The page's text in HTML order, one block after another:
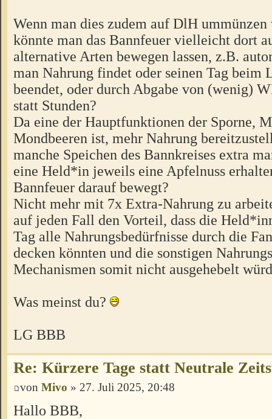
Wenn man dies zudem auf DlH
könnte man das Bannfeuer vielleicht dort
alternative Arten bewegen lassen, z.B.
man Nahrung findet oder seinen Tag beim
beendet, oder durch Abgabe von (wenig)
statt Stunden?
Da eine der Hauptfunktionen der Sporne,
Mondbeeren ist, mehr Nahrung
manche Speichen des Bannkreises extra
eine Held*in jeweils eine Apfelnuss
Bannfeuer darauf bewegt?
Nicht mehr mit 7x Extra-Nahrung zu
auf jeden Fall den Vorteil, dass die
Tag alle Nahrungsbedürfnisse durch die
decken könnten und die sonstigen
Mechanismen somit nicht ausgehebelt
Was meinst du?
LG BBB
Re: Kürzere Tage statt Neutrale
von Mivo » 27. Juli 2025, 20:48
Hallo BBB,